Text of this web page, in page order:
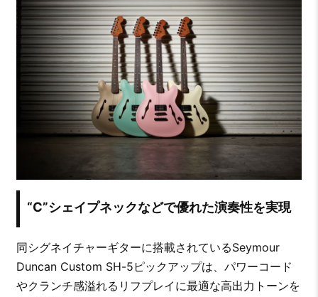
“C”シェイプネックなどで優れた演奏性を実現
同シグネイチャーギターに搭載されているSeymour
Duncan Custom SH-5ピックアップは、パワーコード
やクランチ感溢れるリフプレイに最適な高出力トーンを